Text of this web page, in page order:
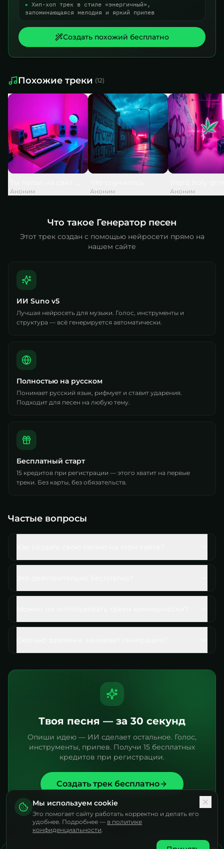
▸ Хип-хоп трек в стиле «энергичный»,
запоминающаяся мелодия и яркий припев
Создать похожий бесплатно
Похожие треки (12)
Аноним Аноним Аноним
Что такое Генератор песен
Этот трек создан с помощью нейросети прямо на
нашем сайте
ИИ Suno v5
Лучшая нейросеть для музыки. Голос, инструменты и
структура — всё генерируется автоматически.
Полностью на русском
Понимает русский язык, рифмует и ставит ударения.
Подходит для песен на любую тему.
Бесплатный старт
15 кредитов при регистрации — этого хватит на первые
треки. Без карты, без обязательств.
Частые вопросы
Твоя песня — за 30 секунд
Опиши идею — ИИ сделает остальное. Голос,
инструменты, припев. Получи 15 бесплатных
кредитов при регистрации.
Создать трек бесплатно
Мы используем cookie
Это помогает сайту работать корректно и делать его
удобнее. Подробнее — в политике
конфиденциальности.